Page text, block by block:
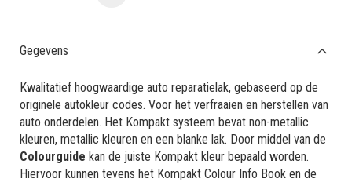
Gegevens
Kwalitatief hoogwaardige auto reparatielak, gebaseerd op de
originele autokleur codes. Voor het verfraaien en herstellen van
auto onderdelen. Het Kompakt systeem bevat non-metallic
kleuren, metallic kleuren en een blanke lak. Door middel van de
Colourguide kan de juiste Kompakt kleur bepaald worden.
Hiervoor kunnen tevens het Kompakt Colour Info Book en de